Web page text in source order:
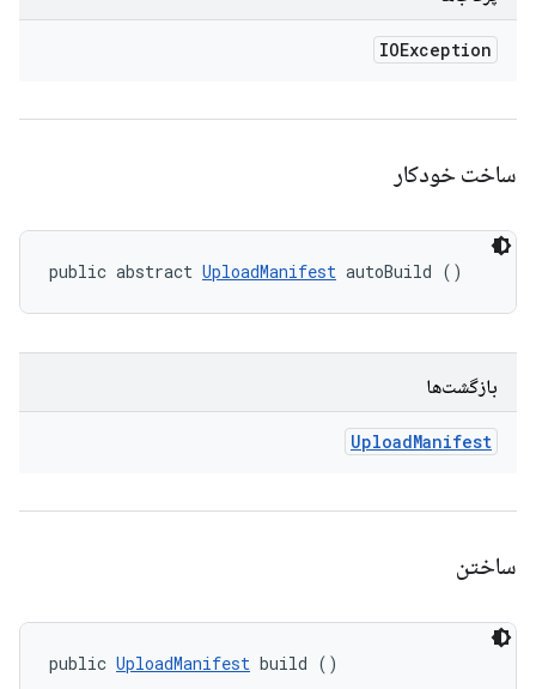
IOException
ساخت خودکار
public abstract UploadManifest autoBuild ()
بازگشت‌ها
UploadManifest
ساختن
public UploadManifest build ()